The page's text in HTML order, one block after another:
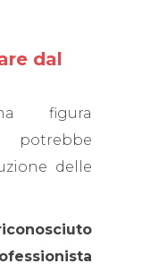
dal
figura
potrebbe
delle